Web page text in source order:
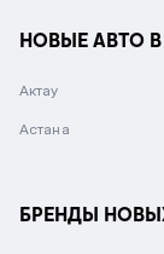
НОВЫЕ АВТО
Актау
Астана
БРЕНДЫ